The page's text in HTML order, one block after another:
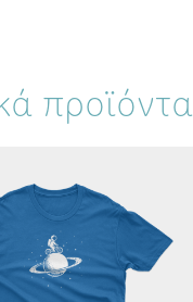
προϊόντα